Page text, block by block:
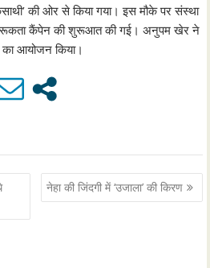
की ओर से किया गया। इस मौके पर संस्था
कैंपेन की शुरूआत की गई। अनुपम खेर ने
का आयोजन किया।
नेहा की जिंदगी में ‘उजाला’ की किरण